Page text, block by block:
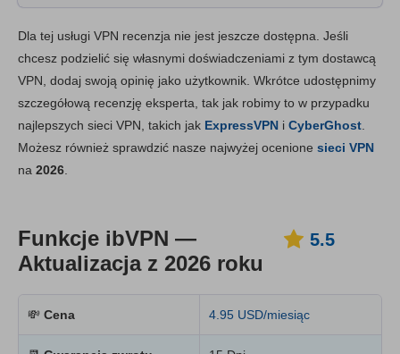
Najważniejsze funkcje 5.5
Instalacja i aplikacje 8.4
Niezawodność i wsparcie 8.2
Dla tej usługi VPN recenzja nie jest jeszcze dostępna. Jeśli
chcesz podzielić się własnymi doświadczeniami z tym dostawcą
VPN, dodaj swoją opinię jako użytkownik. Wkrótce udostępnimy
szczegółową recenzję eksperta, tak jak robimy to w przypadku
najlepszych sieci VPN, takich jak ExpressVPN i CyberGhost
Możesz również sprawdzić nasze najwyżej ocenione sieci VPN
na 2026
Funkcje ibVPN —
Aktualizacja z 2026 roku
5.5
💸 Cena 4.95 USD/miesiąc